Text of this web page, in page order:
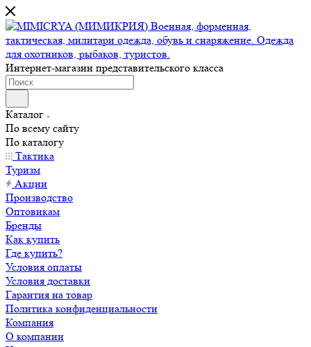
Интернет-магазин представительского класса
Каталог
По всему сайту
По каталогу
Тактика
Туризм
Акции
Производство
Оптовикам
Бренды
Как купить
Где купить?
Условия оплаты
Условия доставки
Гарантия на товар
Политика конфиденциальности
Компания
О компании